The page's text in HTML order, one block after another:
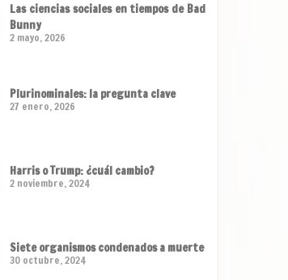
Las ciencias sociales en tiempos de Bad
Bunny
2 mayo, 2026
Plurinominales: la pregunta clave
27 enero, 2026
Harris o Trump: ¿cuál cambio?
2 noviembre, 2024
Siete organismos condenados a muerte
30 octubre, 2024